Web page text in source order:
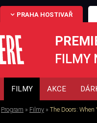
PRAHA HOSTIVAŘ
FILMY
FILMY AKCE
Program » Filmy » The Doors: When